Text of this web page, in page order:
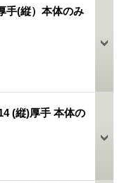
(縦）本体のみ
(縦)厚手 本体の